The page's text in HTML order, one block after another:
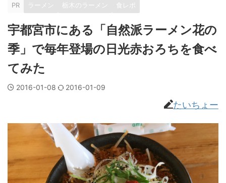
PR ラーメン 栃木のラーメン 食レポ
宇都宮市にある「自然派ラーメン花の
季」で毎年登場の日光赤おろちを食べ
てみた
2016-01-08 2016-01-09
たいちょー